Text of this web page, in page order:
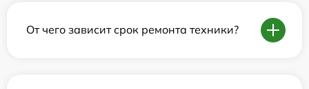
От чего зависит срок ремонта техники?